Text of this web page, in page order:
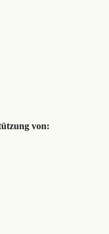
von: